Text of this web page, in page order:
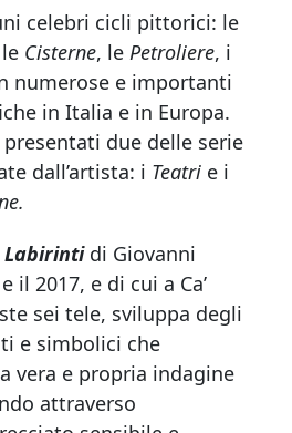
celebri cicli pittorici: le
Cisterne, le Petroliere, i
numerose e importanti
in Italia e in Europa.
presentati due delle serie
dall’artista: i Teatri e i
Labirintidi Giovanni
il 2017, e di cui a Ca’
sei tele, sviluppa degli
e simbolici che
vera e propria indagine
attraverso